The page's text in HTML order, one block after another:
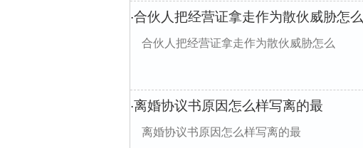
·合伙人把经营证拿走作为散伙威胁怎么
合伙人把经营证拿走作为散伙威胁怎么
·离婚协议书原因怎么样写离的最
离婚协议书原因怎么样写离的最